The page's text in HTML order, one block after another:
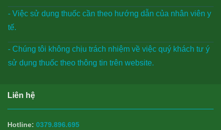
- Việc sử dụng thuốc cần theo hướng dẫn của nhân viên y
tế.
- Chúng tôi không chịu trách nhiệm về việc quý khách tư ý
sử dụng thuốc theo thông tin trên website.
Liên hệ
Hotline: 0379.896.695